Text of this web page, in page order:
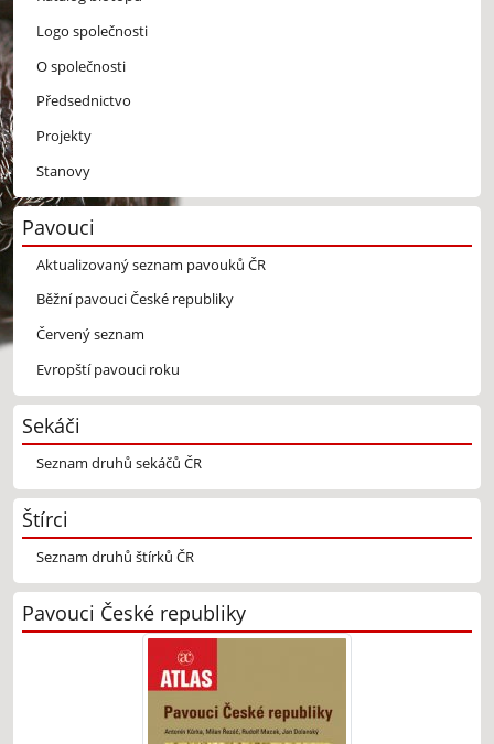
Logo společnosti
O společnosti
Předsednictvo
Projekty
Stanovy
Pavouci
Aktualizovaný seznam pavouků ČR
Běžní pavouci České republiky
Červený seznam
Evropští pavouci roku
Sekáči
Seznam druhů sekáčů ČR
Štírci
Seznam druhů štírků ČR
Pavouci České republiky